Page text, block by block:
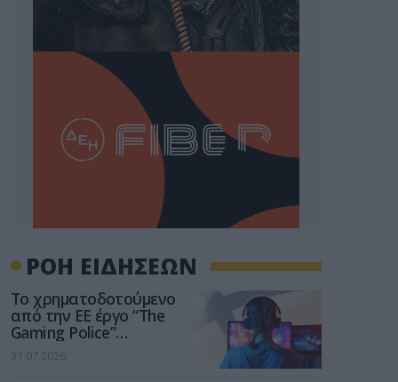
ΡΟΗ ΕΙΔΗΣΕΩΝ
Το χρηματοδοτούμενο
από την ΕΕ έργο “The
Gaming Police”
ενισχύει την ασφάλεια
των παιδιών στο
31.07.2026